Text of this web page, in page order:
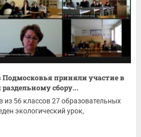
приняли участие в
сбору...
из 56 классов 27 образовательных
экологический урок,